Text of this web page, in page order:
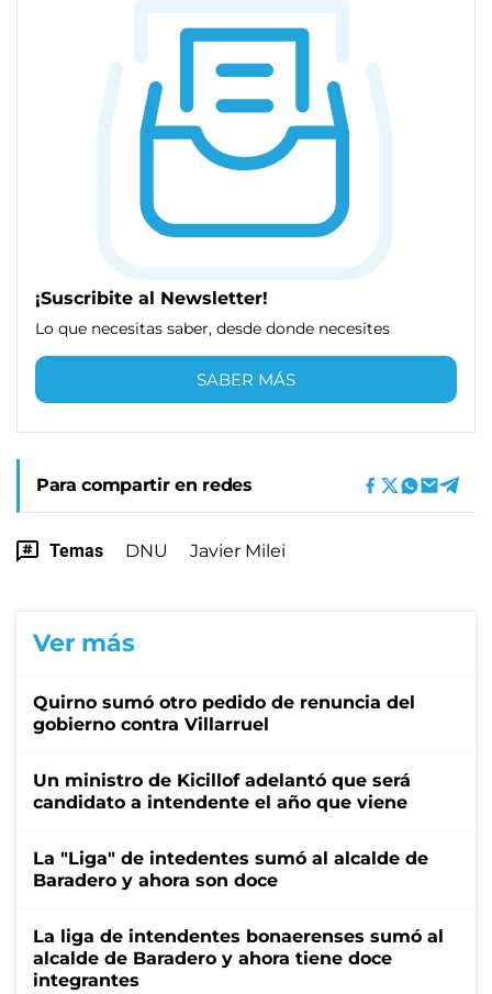
¡Suscribite al Newsletter!
Lo que necesitas saber, desde donde necesites
SABER MÁS
Para compartir en redes
Temas DNU Javier Milei
Ver más
Quirno sumó otro pedido de renuncia del
gobierno contra Villarruel
Un ministro de Kicillof adelantó que será
candidato a intendente el año que viene
La "Liga" de intedentes sumó al alcalde de
Baradero y ahora son doce
La liga de intendentes bonaerenses sumó al
alcalde de Baradero y ahora tiene doce
integrantes